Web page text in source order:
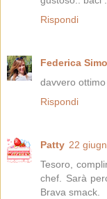
Rispondi
Federica
davvero
Rispondi
Patty 22
Tesoro,
chef. Sarà
Brava smack.